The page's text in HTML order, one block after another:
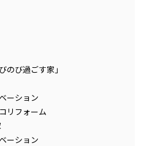
のび過ごす家」
ーション
リフォーム
ーション